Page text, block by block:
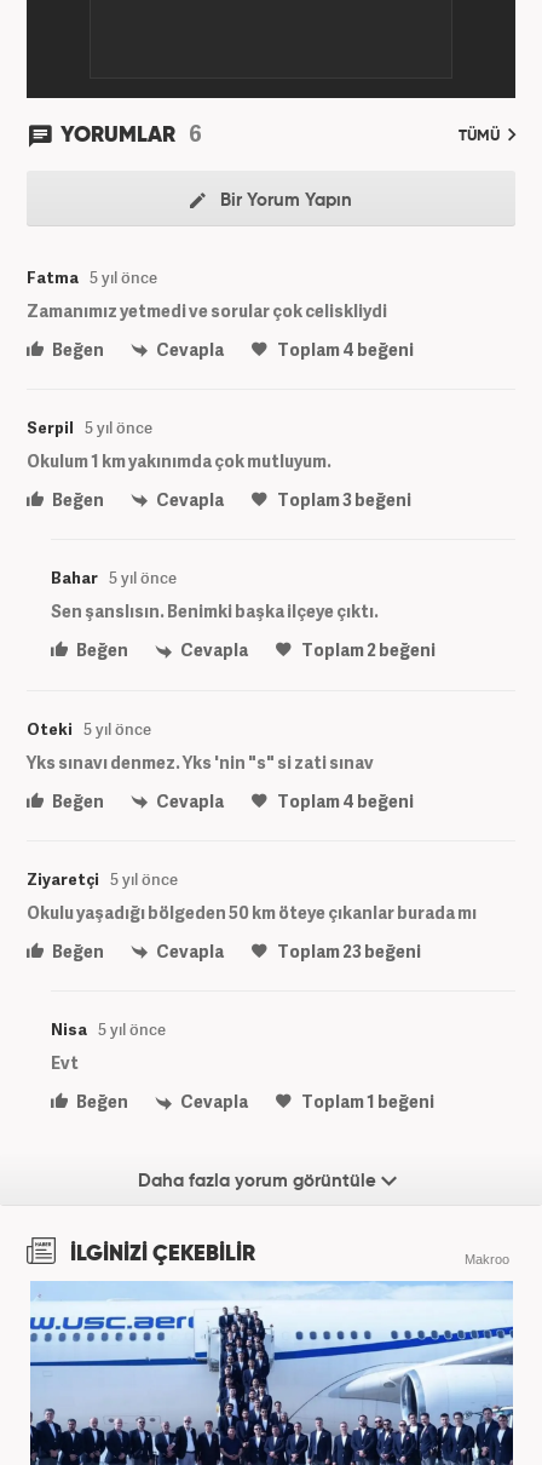
YORUMLAR 6 TÜMÜ
Bir Yorum Yapın
Fatma 5 yıl önce
Zamanımız yetmedi ve sorular çok celiskliydi
Beğen
Cevapla Toplam4 beğeni
Serpil 5 yıl önce
Okulum 1 km yakınımda çok mutluyum.
Beğen
Cevapla Toplam3beğeni
Bahar 5 yıl önce
Sen şanslısın. Benimki başka ilçeye çıktı.
Beğen
Cevapla Toplam2beğeni
Oteki 5 yıl önce
Yks sınavı denmez. Yks 'nin "s" si zati sınav
Beğen
Cevapla Toplam4 beğeni
Ziyaretçi 5 yıl önce
Okulu yaşadığı bölgeden 50 km öteye çıkanlar burada mı
Beğen
Cevapla Toplam23beğeni
Nisa 5 yıl önce
Evt
Beğen
Cevapla Toplam1 beğeni
Daha fazla yorum görüntüle
İLGİNİZİ ÇEKEBİLİR Makroo